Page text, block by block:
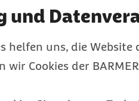
und
helfen uns, die
wir Cookies der
?
Auftrag,